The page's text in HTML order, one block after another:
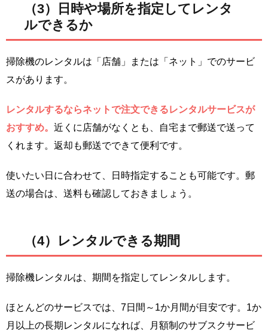
（3）日時や場所を指定してレンタ
ルできるか
掃除機のレンタルは「店舗」または「ネット」でのサービ
スがあります。
レンタルするならネットで注文できるレンタルサービスが
おすすめ。 近くに店舗がなくとも、自宅まで郵送で送って
くれます。返却も郵送でできて便利です。
使いたい日に合わせて、日時指定することも可能です。郵
送の場合は、送料も確認しておきましょう。
（4）レンタルできる期間
掃除機レンタルは、期間を指定してレンタルします。
ほとんどのサービスでは、7日間～1か月間が目安です。1か
月以上の長期レンタルになれば、月額制のサブスクサービ